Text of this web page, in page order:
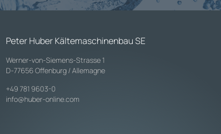
Peter Huber Kältemaschinenbau SE
Werner-von-Siemens-Strasse 1
D-77656 Offenburg / Allemagne
+49 781 9603-0
info@huber-online.com